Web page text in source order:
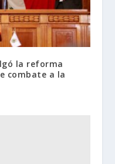
la reforma
combate a la